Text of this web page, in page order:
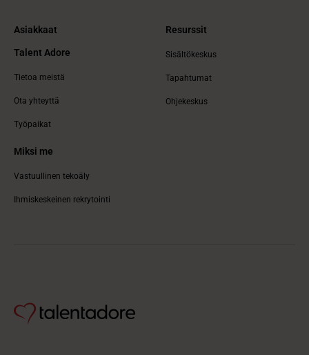
Asiakkaat
Talent Adore
Tietoa meistä
Ota yhteyttä
Työpaikat
Miksi me
Vastuullinen tekoäly
Ihmiskeskeinen rekrytointi
Resurssit
Sisältökeskus
Tapahtumat
Ohjekeskus